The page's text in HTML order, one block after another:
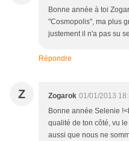
Bonne année à toi
"Cosmopolis", ma plus
justement il n'a pas su
Répondre
Z Zogarok 01/01/2013
Bonne année Selenie
qualité de ton côté, vu
aussi que nous ne